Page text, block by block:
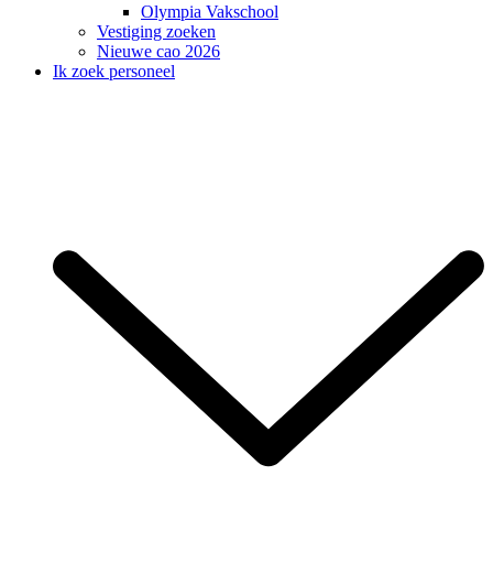
Olympia Vakschool
Vestiging zoeken
Nieuwe cao 2026
Ik zoek personeel